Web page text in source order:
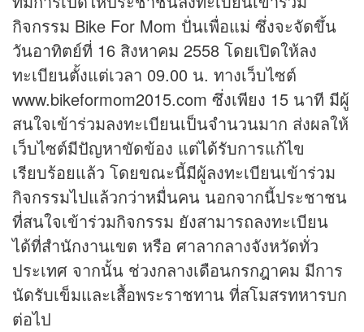
กิจกรรม Bike For Mom ปั่นเพื่อแม่ ซึ่งจะจัดขึ้น
วันอาทิตย์ที่ 16 สิงหาคม 2558 โดยเปิดให้ลง
ทะเบียนตั้งแต่เวลา 09.00 น. ทางเว็บไซต์
www.bikeformom2015.com ซึ่งเพียง 15 นาที มีผู้
สนใจเข้าร่วมลงทะเบียนเป็นจำนวนมาก ส่งผลให้
เว็บไซต์มีปัญหาขัดข้อง แต่ได้รับการแก้ไข
เรียบร้อยแล้ว โดยขณะนี้มีผู้ลงทะเบียนเข้าร่วม
กิจกรรมไปแล้วกว่าหมื่นคน นอกจากนี้ประชาชน
ที่สนใจเข้าร่วมกิจกรรม ยังสามารถลงทะเบียน
ได้ที่สำนักงานเขต หรือ ศาลากลางจังหวัดทั่ว
ประเทศ จากนั้น ช่วงกลางเดือนกรกฎาคม มีการ
นัดรับเข็มและเสื้อพระราชทาน ที่สโมสรทหารบก
ต่อไป